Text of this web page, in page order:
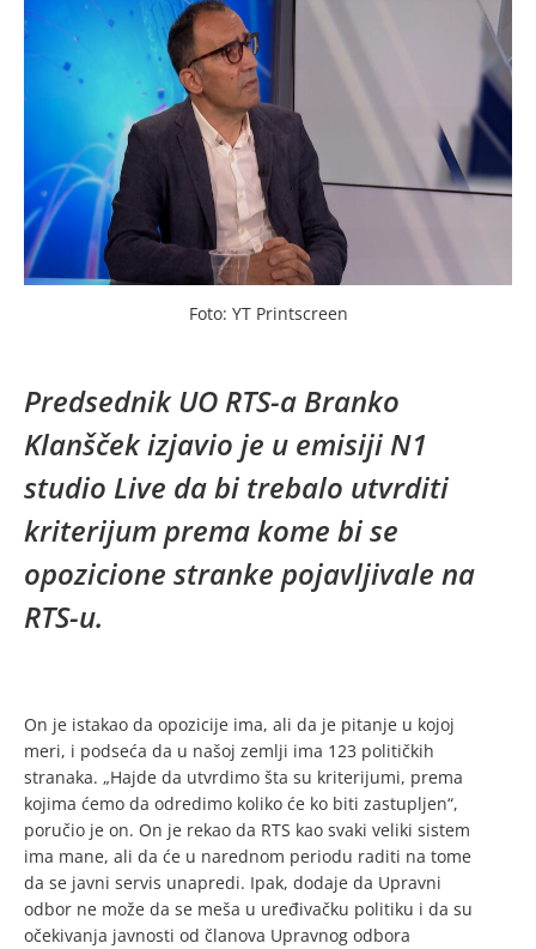
Foto: YT Printscreen
Predsednik UO RTS-a Branko
Klanšček izjavio je u emisiji N1
studio Live da bi trebalo utvrditi
kriterijum prema kome bi se
opozicione stranke pojavljivale na
RTS-u.
On je istakao da opozicije ima, ali da je pitanje u kojoj
meri, i podseća da u našoj zemlji ima 123 političkih
stranaka. „Hajde da utvrdimo šta su kriterijumi, prema
kojima ćemo da odredimo koliko će ko biti zastupljen“,
poručio je on. On je rekao da RTS kao svaki veliki sistem
ima mane, ali da će u narednom periodu raditi na tome
da se javni servis unapredi. Ipak, dodaje da Upravni
odbor ne može da se meša u uređivačku politiku i da su
očekivanja javnosti od članova Upravnog odbora